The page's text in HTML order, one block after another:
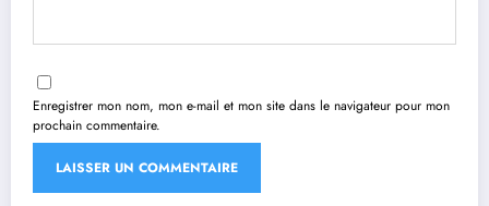
Enregistrer mon nom, mon e-mail et mon site dans le navigateur pour mon
prochain commentaire.